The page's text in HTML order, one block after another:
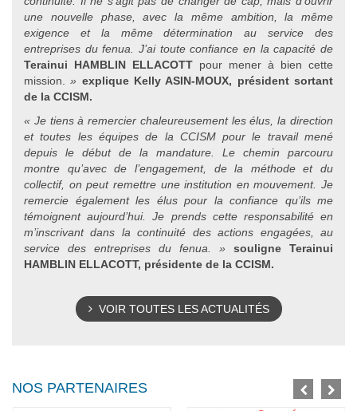
une nouvelle phase, avec la même ambition, la même
exigence et la même détermination au service des
entreprises du fenua. J’ai toute confiance en la capacité de
Terainui HAMBLIN ELLACOTT pour mener à bien cette
mission.
» explique Kelly ASIN-MOUX, président sortant
de la CCISM.
« Je tiens à remercier chaleureusement les élus, la direction
et toutes les équipes de la CCISM pour le travail mené
depuis le début de la mandature. Le chemin parcouru
montre qu’avec de l’engagement, de la méthode et du
collectif, on peut remettre une institution en mouvement. Je
remercie également les élus pour la confiance qu’ils me
témoignent aujourd’hui. Je prends cette responsabilité en
m’inscrivant dans la continuité des actions engagées, au
service des entreprises du fenua. » souligne Terainui
HAMBLIN ELLACOTT, présidente de la CCISM.
VOIR TOUTES LES ACTUALITÉS
NOS PARTENAIRES